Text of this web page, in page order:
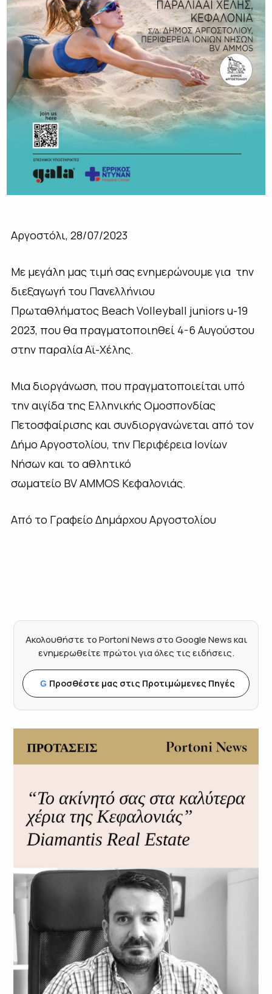
Αργοστόλι, 28/07/2023
Με μεγάλη μας τιμή σας ενημερώνουμε για την
διεξαγωγή του Πανελλήνιου
Πρωταθλήματος Beach Volleyball juniors u-19
2023, που θα πραγματοποιηθεί 4-6 Αυγούστου
στην παραλία Αϊ-Χέλης.
Μια διοργάνωση, που πραγματοποιείται υπό
την αιγίδα της Ελληνικής Ομοσπονδίας
Πετοσφαίρισης και συνδιοργανώνεται από τον
Δήμο Αργοστολίου, την Περιφέρεια Ιονίων
Νήσων και το αθλητικό
σωματείο BV AMMOS Κεφαλονιάς.
Από το Γραφείο Δημάρχου Αργοστολίου
Ακολουθήστε το Portoni News στο Google News και
ενημερωθείτε πρώτοι για όλες τις ειδήσεις.
G Προσθέστε μας στις Προτιμώμενες Πηγές